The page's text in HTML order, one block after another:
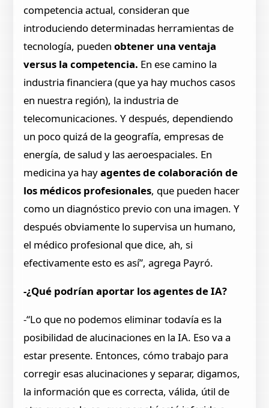
competencia actual, consideran que
introduciendo determinadas herramientas de
tecnología, puedenobtener una ventaja
versus la competencia. En ese camino la
industria financiera (que ya hay muchos casos
en nuestra región), la industria de
telecomunicaciones. Y después, dependiendo
un poco quizá de la geografía, empresas de
energía, de salud y las aeroespaciales. En
medicina ya hayagentes de colaboración de
los médicos profesionales, que pueden hacer
como un diagnóstico previo con una imagen. Y
después obviamente lo supervisa un humano,
el médico profesional que dice, ah, si
efectivamente esto es así”, agrega Payró.
-¿Qué podrían aportar los agentes de IA?
-“Lo que no podemos eliminar todavía es la
posibilidad de alucinaciones en la IA. Eso va a
estar presente. Entonces, cómo trabajo para
corregir esas alucinaciones y separar, digamos,
la información que es correcta, válida, útil de